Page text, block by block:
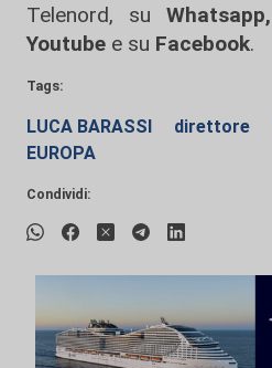
Telenord, su
Whatsapp,
Youtube e su Facebook.
Tags:
LUCA BARASSI direttore
EUROPA
Condividi: